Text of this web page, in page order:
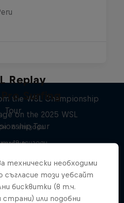
Replay
the WSL Championship
Tour
· 6 епизоди
SURFING
Surfing
on the 2025 WSL
Tour
· 18 епизоди
SURFING
технически необходими
този уебсайт
бисквитки (в т.ч.
или подобни